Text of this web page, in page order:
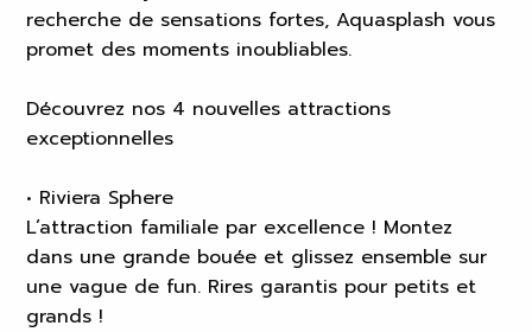
recherche de sensations fortes, Aquasplash vous
promet des moments inoubliables.
Découvrez nos 4 nouvelles attractions
exceptionnelles
• Riviera Sphere
L’attraction familiale par excellence ! Montez
dans une grande bouée et glissez ensemble sur
une vague de fun. Rires garantis pour petits et
grands !